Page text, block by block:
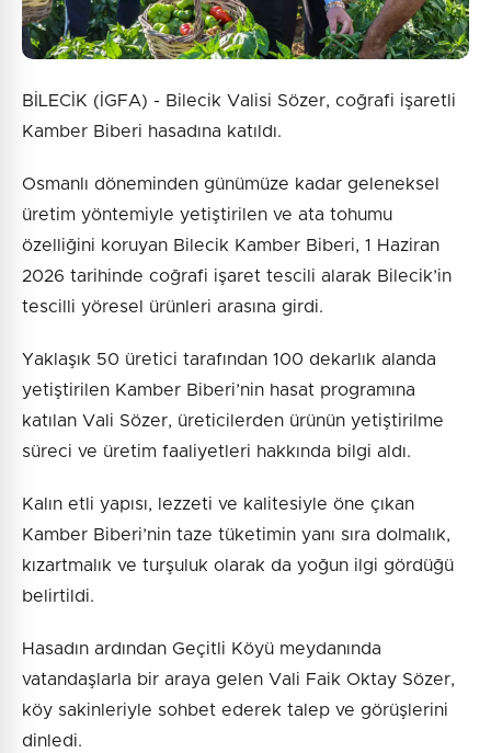
BİLECİK (İGFA) - Bilecik Valisi Sözer, coğrafi işaretli
Kamber Biberi hasadına katıldı.
Osmanlı döneminden günümüze kadar geleneksel
üretim yöntemiyle yetiştirilen ve ata tohumu
özelliğini koruyan Bilecik Kamber Biberi, 1 Haziran
2026 tarihinde coğrafi işaret tescili alarak Bilecik’in
tescilli yöresel ürünleri arasına girdi.
Yaklaşık 50 üretici tarafından 100 dekarlık alanda
yetiştirilen Kamber Biberi’nin hasat programına
katılan Vali Sözer, üreticilerden ürünün yetiştirilme
süreci ve üretim faaliyetleri hakkında bilgi aldı.
Kalın etli yapısı, lezzeti ve kalitesiyle öne çıkan
Kamber Biberi’nin taze tüketimin yanı sıra dolmalık,
kızartmalık ve turşuluk olarak da yoğun ilgi gördüğü
belirtildi.
Hasadın ardından Geçitli Köyü meydanında
vatandaşlarla bir araya gelen Vali Faik Oktay Sözer,
köy sakinleriyle sohbet ederek talep ve görüşlerini
dinledi.